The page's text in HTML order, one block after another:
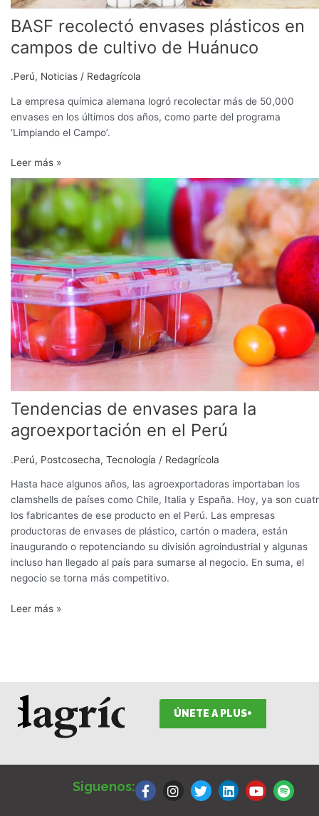
BASF recolectó envases plásticos en
campos de cultivo de Huánuco
.Perú, Noticias / Redagrícola
La empresa química alemana logró recolectar más de 50,000
envases en los últimos dos años, como parte del programa
‘Limpiando el Campo’.
Leer más »
Tendencias de envases para la
agroexportación en el Perú
.Perú, Postcosecha, Tecnología / Redagrícola
Hasta hace algunos años, las agroexportadoras importaban los
clamshells de países como Chile, Italia y España. Hoy, ya son
los fabricantes de ese producto en el Perú. Las empresas
productoras de envases de plástico, cartón o madera, están
inaugurando o repotenciando su división agroindustrial y algunas
incluso han llegado al país para sumarse al negocio. En suma, el
negocio se torna más competitivo.
Tendencias
envases
para
la
agroexportación
en
el
Perú
Leer más »
ÚNETE A PLUS+
Siguenos:
a
c
n
s
w
i
i
n
o
u
p
o